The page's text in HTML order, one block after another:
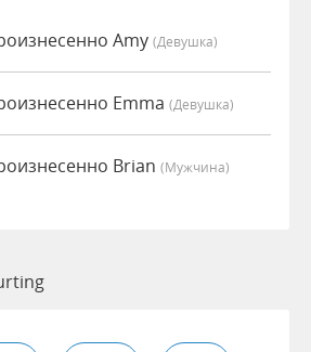
Amy (девушка)
Emma (девушка)
Brian (мужчина)